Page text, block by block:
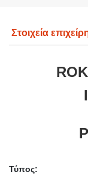
Στοιχεία
Τύπος: